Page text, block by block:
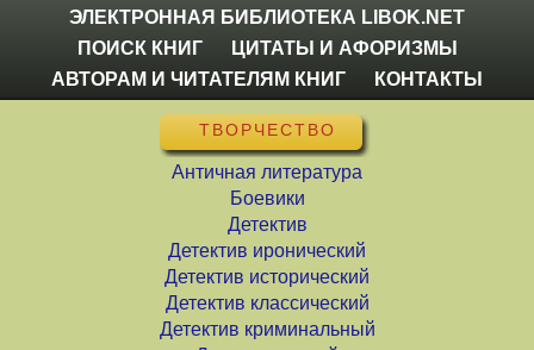
ЭЛЕКТРОННАЯ БИБЛИОТЕКА LIBOK.NET
ПОИСК КНИГ
ЦИТАТЫ И АФОРИЗМЫ
АВТОРАМ И ЧИТАТЕЛЯМ КНИГ
КОНТАКТЫ
ТВОРЧЕСТВО
Античная литература
Боевики
Детектив
Детектив иронический
Детектив исторический
Детектив классический
Детектив криминальный